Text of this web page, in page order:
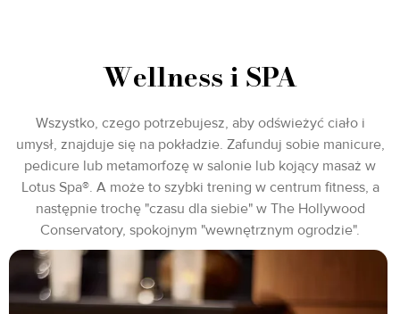
Wellness i SPA
Wszystko, czego potrzebujesz, aby odświeżyć ciało i
umysł, znajduje się na pokładzie. Zafunduj sobie manicure,
pedicure lub metamorfozę w salonie lub kojący masaż w
Lotus Spa®. A może to szybki trening w centrum fitness, a
następnie trochę "czasu dla siebie" w The Hollywood
Conservatory, spokojnym "wewnętrznym ogrodzie".